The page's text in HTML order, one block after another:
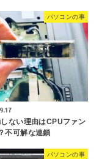
パソコンの事
ない理由はCPUファン
不可解な連鎖
パソコンの事